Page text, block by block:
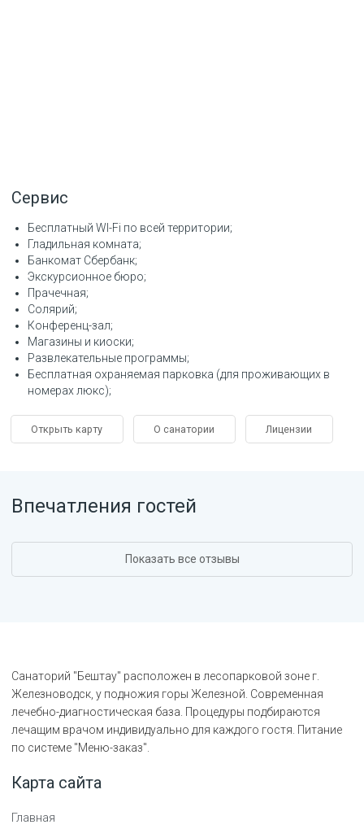
Сервис
Бесплатный WI-Fi по всей территории
Гладильная комната
Банкомат Сбербанк
Экскурсионное бюро
Прачечная
Солярий
Конференц-зал
Магазины и киоски
Развлекательные программы
Бесплатная охраняемая парковка (для проживающих в
номерах люкс)
Открыть карту О санатории Лицензии
Впечатления гостей
Показать все отзывы
Санаторий "Бештау" расположен в лесопарковой зоне г.
Железноводск, у подножия горы Железной. Современная
лечебно-диагностическая база. Процедуры подбираются
лечащим врачом индивидуально для каждого гостя. Питание
по системе "Меню-заказ".
Карта сайта
Главная